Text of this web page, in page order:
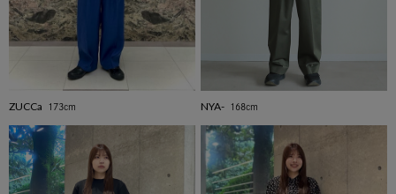
ZUCCa 173cm NYA- 168cm